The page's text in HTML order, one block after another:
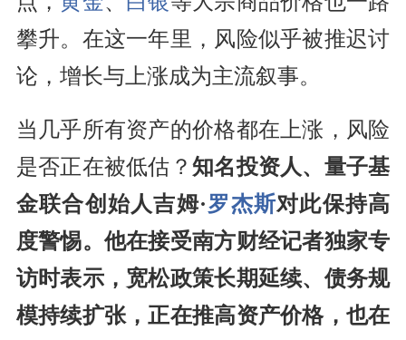
攀升。在这一年里，风险似乎被推迟讨
论，增长与上涨成为主流叙事。
当几乎所有资产的价格都在上涨，风险
是否正在被低估？ 知名投资人、量子基
金联合创始人吉姆·罗杰斯对此保持高
度警惕。他在接受南方财经记者独家专
访时表示，宽松政策长期延续、债务规
模持续扩张，正在推高资产价格，也在